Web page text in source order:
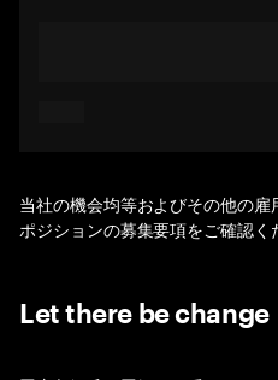
当社の機会均等およびその他の
ポジションの募集要項をご確認く
Let there be change